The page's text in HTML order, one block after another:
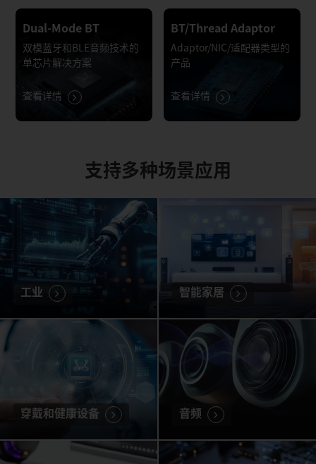
Dual-Mode BT
双模蓝牙和BLE音频技术的
单芯片解决方案
查看详情
BT/Thread Adaptor
Adaptor/NIC/适配器类型的
产品
查看详情
支持多种场景应用
工业 智能家居
穿戴和健康设备 音频